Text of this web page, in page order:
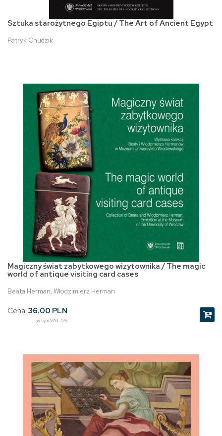
Sztuka starożytnego Egiptu / The Art of Ancient Egypt
Patryk Chudzik
Magiczny świat zabytkowego wizytownika / The magic
world of antique visiting card cases
Beata Herman, Włodzimierz Herman
Cena: 36.00 PLN
w tym VAT 5%